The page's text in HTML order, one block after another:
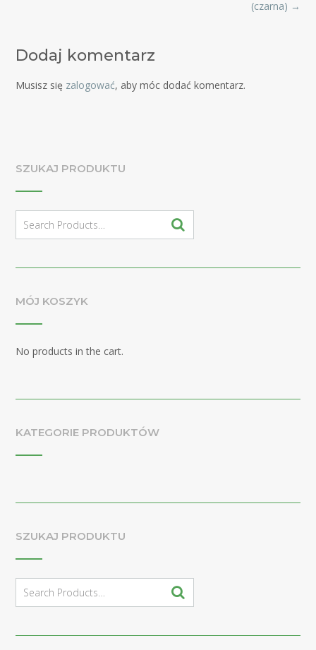
(czarna) →
Dodaj komentarz
Musisz się zalogować, aby móc dodać komentarz.
SZUKAJ PRODUKTU
for:
MÓJ KOSZYK
No products in the cart.
KATEGORIE PRODUKTÓW
SZUKAJ PRODUKTU
for: